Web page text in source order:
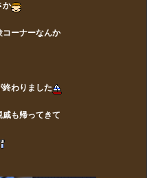
か
コーナーなんか
わりました
も帰ってきて